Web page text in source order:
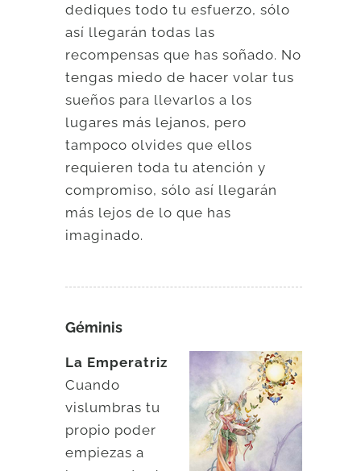
dediques todo tu esfuerzo, sólo
así llegarán todas las
recompensas que has soñado. No
tengas miedo de hacer volar tus
sueños para llevarlos a los
lugares más lejanos, pero
tampoco olvides que ellos
requieren toda tu atención y
compromiso, sólo así llegarán
más lejos de lo que has
imaginado.
Géminis
La Emperatriz
Cuando
vislumbras tu
propio poder
empiezas a